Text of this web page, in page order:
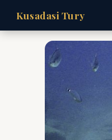
Kusadasi Tury